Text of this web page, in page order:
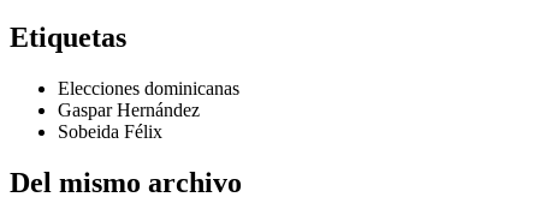
Etiquetas
Elecciones dominicanas
Gaspar Hernández
Sobeida Félix
Del mismo archivo